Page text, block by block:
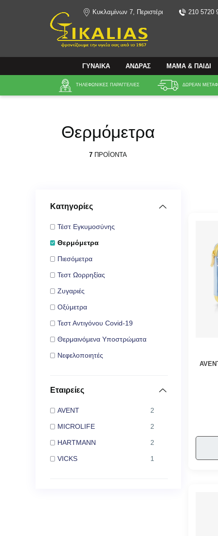
Κυκλαμίνων 7, Περιστέρι 210 5720
ΓΥΝΑΙΚΑ ΑΝΔΡΑΣ ΜΑΜΑ & ΠΑΙΔΙ
ΤΗΛΕΦΩΝΙΚΕΣ ΠΑΡΑΓΓΕΛΙΕΣ ΔΩΡΕΑΝ
Αναζήτηση
Θερμόμετρα
7 ΠΡΟΪΌΝΤΑ
Κατηγορίες
Τέστ Εγκυμοσύνης
Θερμόμετρα
Πιεσόμετρα
Τεστ Ωορρηξίας
Ζυγαριές
Οξύμετρα
Τεστ Αντιγόνου Covid-19
Θερμαινόμενα Υποστρώματα
Νεφελοποιητές
Εταιρείες
AVENT 2
MICROLIFE 2
HARTMANN 2
VICKS 1